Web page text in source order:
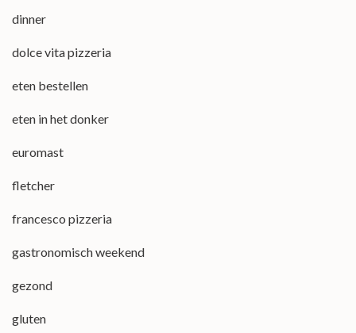
dinner
dolce vita pizzeria
eten bestellen
eten in het donker
euromast
fletcher
francesco pizzeria
gastronomisch weekend
gezond
gluten